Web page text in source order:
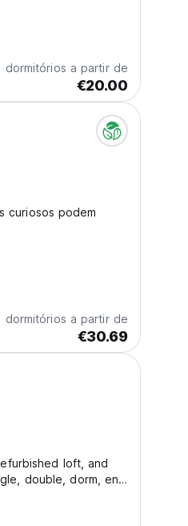
dormitórios a partir de
€20.00
curiosos podem
dormitórios a partir de
€30.69
loft, and
double, dorm, en
but also for